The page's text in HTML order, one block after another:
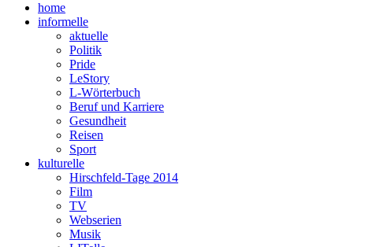
home
informelle
aktuelle
Politik
Pride
LeStory
L-Wörterbuch
Beruf und Karriere
Gesundheit
Reisen
Sport
kulturelle
Hirschfeld-Tage 2014
Film
TV
Webserien
Musik